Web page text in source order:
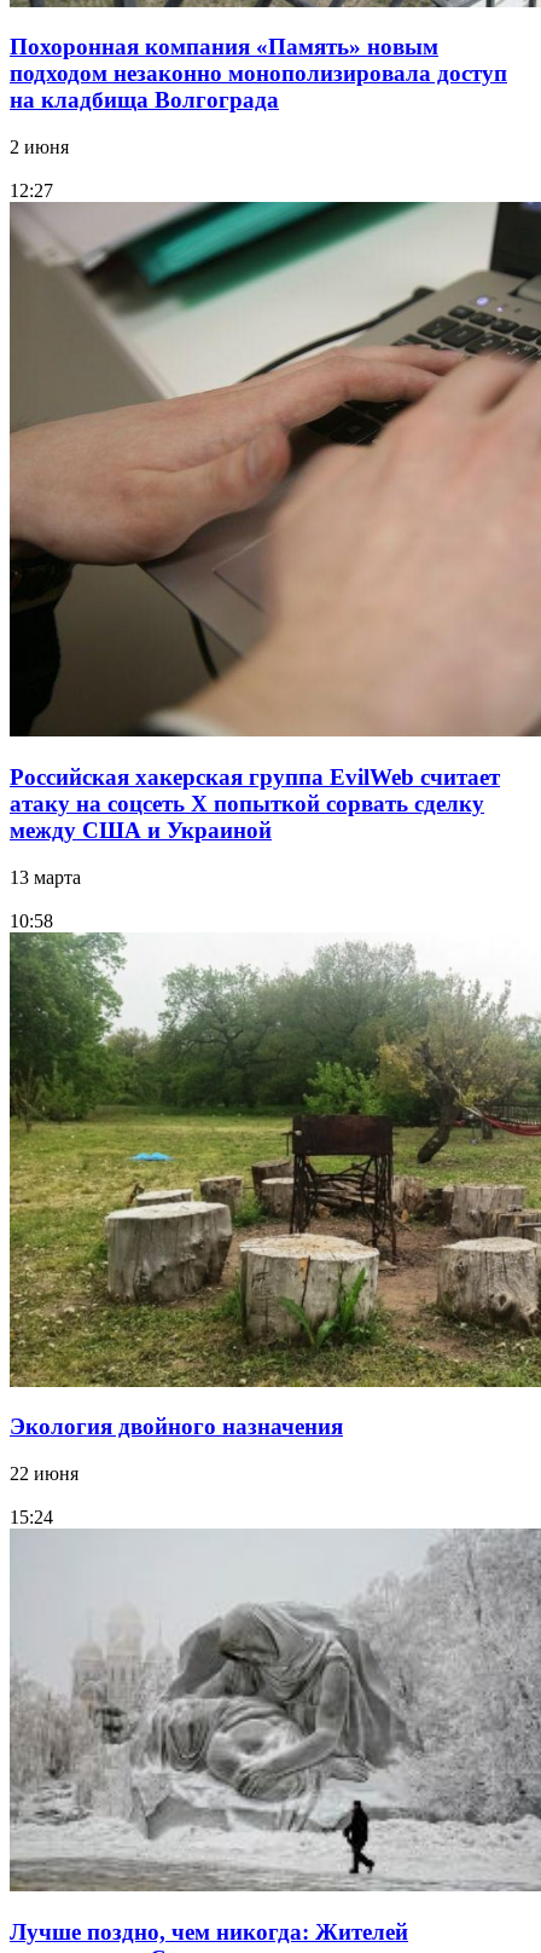
Похоронная компания «Память» новым
подходом незаконно монополизировала доступ
на кладбища Волгограда
2 июня
12:27
Российская хакерская группа EvilWeb считает
атаку на соцсеть Х попыткой сорвать сделку
между США и Украиной
13 марта
10:58
Экология двойного назначения
22 июня
15:24
Лучше поздно, чем никогда: Жителей